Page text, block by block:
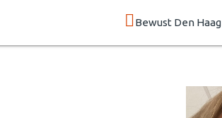
Bewust Den Haag